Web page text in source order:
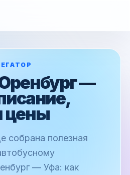
—
цены
собрана полезная
— Уфа: как